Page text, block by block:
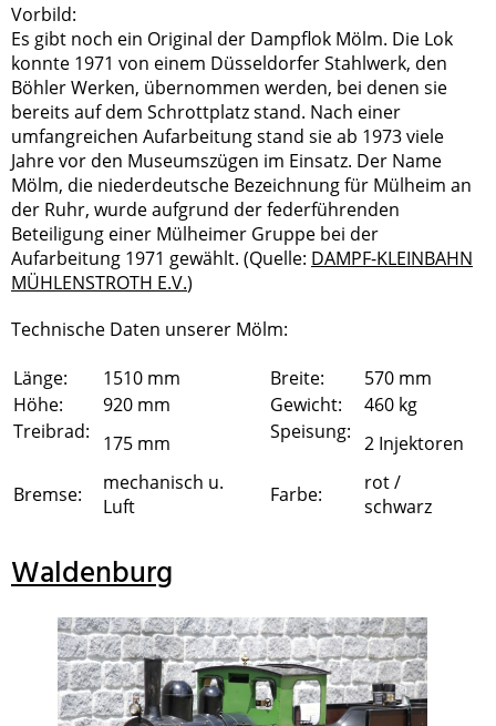
Vorbild:
Es gibt noch ein Original der Dampflok Mölm. Die Lok
konnte 1971 von einem Düsseldorfer Stahlwerk, den
Böhler Werken, übernommen werden, bei denen sie
bereits auf dem Schrottplatz stand. Nach einer
umfangreichen Aufarbeitung stand sie ab 1973 viele
Jahre vor den Museumszügen im Einsatz. Der Name
Mölm, die niederdeutsche Bezeichnung für Mülheim an
der Ruhr, wurde aufgrund der federführenden
Beteiligung einer Mülheimer Gruppe bei der
Aufarbeitung 1971 gewählt. (Quelle: DAMPF-KLEINBAHN
MÜHLENSTROTH E.V.)
Technische Daten unserer Mölm:
Länge:
1510 mm Breite:
570 mm
Höhe:
920 mm Gewicht:
460 kg
Treibrad:
175 mm Speisung: 2 Injektoren
Bremse:
mechanisch u.
Luft
Farbe:
rot /
schwarz
Waldenburg